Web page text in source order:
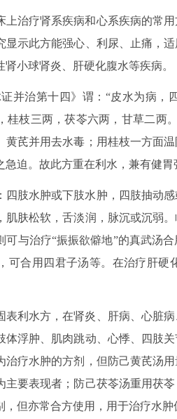
上治疗肾系疾病和心系疾病的常
显示此方能强心、利尿、止痛，
小球肾炎、肝硬化腹水等疾病。
证并治第十四》谓：“皮水为病
桂枝三两，茯苓六两，甘草二两
黄芪并用去水毒；用桂枝一方面
迫。故此方重在利水，兼有健胃
四肢水肿或下肢水肿，四肢抽动
肌肤松软，舌淡润，脉沉或沉弱
可与治疗“振振欲僻地”的真武汤
可合用四君子汤等。在治疗肝
表利水方，在肾炎、肝病、心脏
体浮肿、肌肉跳动、心悸、四肢
治疗水肿的方剂，但防己黄芪汤
主要表现者；防己茯苓汤重用茯
但亦常合方使用，用于治疗水肿